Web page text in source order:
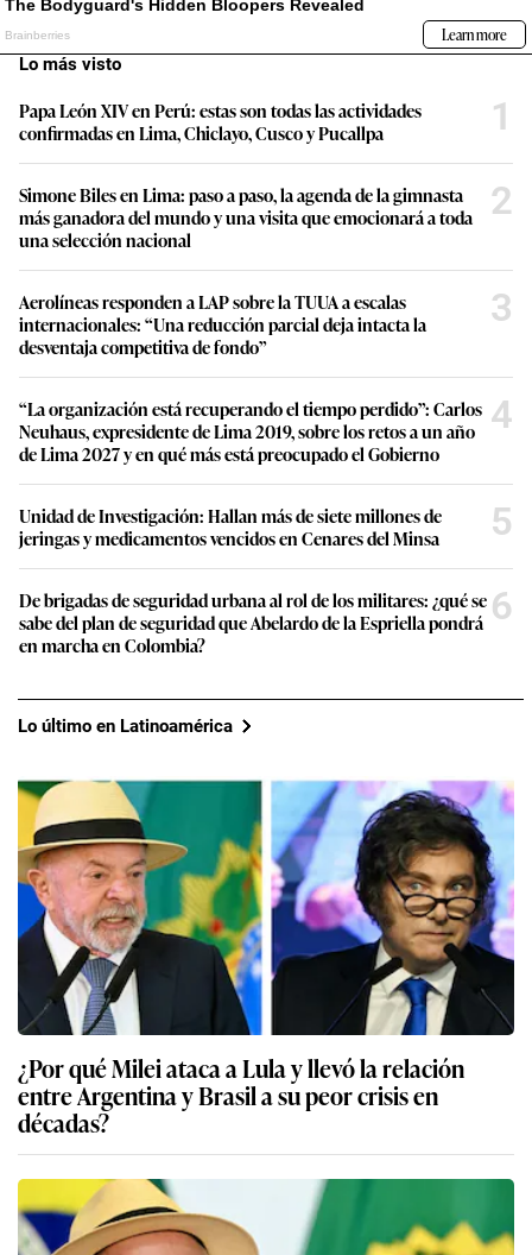
Lo más visto
Papa León XIV en Perú: estas son todas las actividades
confirmadas en Lima, Chiclayo, Cusco y Pucallpa
1
Simone Biles en Lima: paso a paso, la agenda de la gimnasta
más ganadora del mundo y una visita que emocionará a toda
una selección nacional
2
Aerolíneas responden a LAP sobre la TUUA a escalas
internacionales: “Una reducción parcial deja intacta la
desventaja competitiva de fondo”
3
“La organización está recuperando el tiempo perdido”: Carlos
Neuhaus, expresidente de Lima 2019, sobre los retos a un año
de Lima 2027 y en qué más está preocupado el Gobierno
4
Unidad de Investigación: Hallan más de siete millones de
jeringas y medicamentos vencidos en Cenares del Minsa
5
De brigadas de seguridad urbana al rol de los militares: ¿qué se
sabe del plan de seguridad que Abelardo de la Espriella pondrá
en marcha en Colombia?
6
Lo último en Latinoamérica
¿Por qué Milei ataca a Lula y llevó la relación
entre Argentina y Brasil a su peor crisis en
décadas?